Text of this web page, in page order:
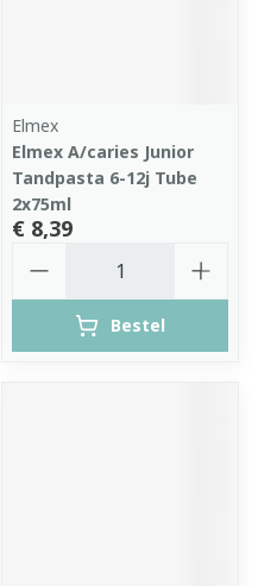
Elmex
Elmex A/caries Junior
Tandpasta 6-12j Tube
2x75ml
€ 8,39
Bestel